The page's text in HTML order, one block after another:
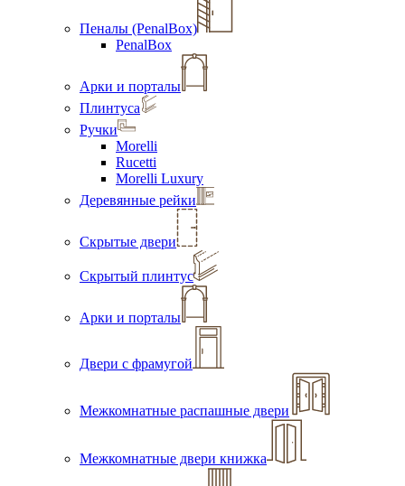
Пеналы (PenalBox)
PenalBox
Арки и порталы
Плинтуса
Ручки
Morelli
Rucetti
Morelli Luxury
Деревянные рейки
Скрытые двери
Скрытый плинтус
Арки и порталы
Двери с фрамугой
Межкомнатные распашные двери
Межкомнатные двери книжка